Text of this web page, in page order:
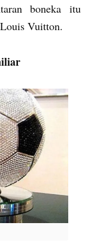
boneka itu
Vuitton.